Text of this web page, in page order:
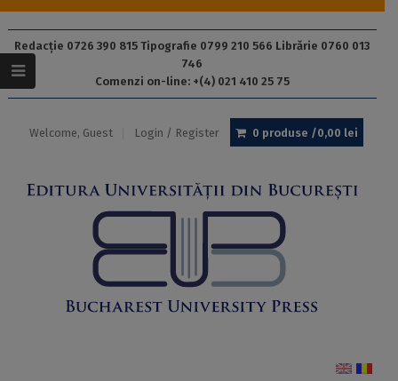
Redacție 0726 390 815 Tipografie 0799 210 566 Librărie 0760 013
746
Comenzi on-line: +(4) 021 410 25 75
Welcome, Guest Login / Register 0 produse /0,00 lei